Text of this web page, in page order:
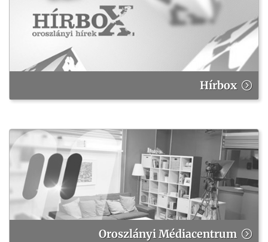
Hírbox
Oroszlányi Médiacentrum